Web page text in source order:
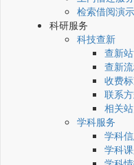
检索借阅演示
科研服务
科技查新
查新
查新
收费
联系
相关
学科服务
学科
学科